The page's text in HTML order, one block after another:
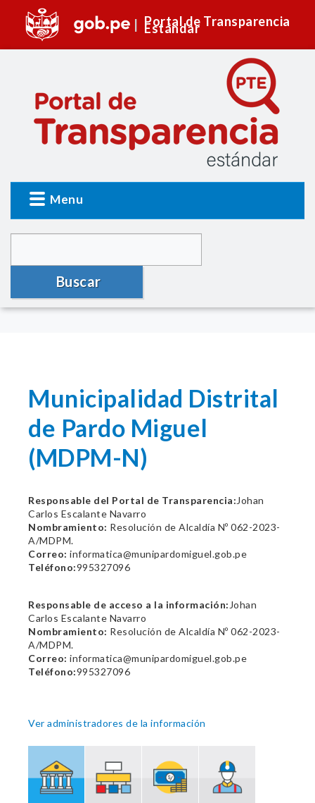
Portal de Transparencia
Estándar
Menu
Buscar
Municipalidad Distrital
de Pardo Miguel
(MDPM-N)
Responsable del Portal de Transparencia: Johan
Carlos Escalante Navarro
Nombramiento: Resolución de Alcaldía Nº 062-2023-
A/MDPM.
Correo: informatica@munipardomiguel.gob.pe
Teléfono:995327096
Responsable de acceso a la información: Johan
Carlos Escalante Navarro
Nombramiento: Resolución de Alcaldía Nº 062-2023-
A/MDPM.
Correo: informatica@munipardomiguel.gob.pe
Teléfono:995327096
Ver administradores de la información